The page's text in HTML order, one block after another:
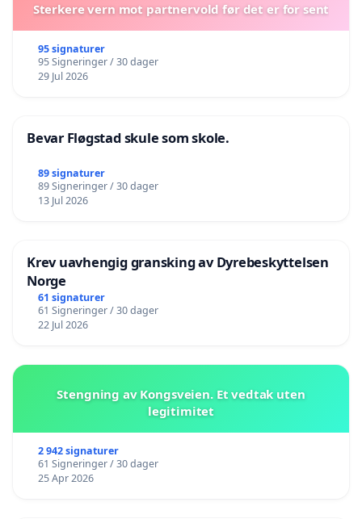
Sterkere vern mot partnervold før det er for sent
95 signaturer
95 Signeringer / 30 dager
29 Jul 2026
Bevar Fløgstad skule som skole.
89 signaturer
89 Signeringer / 30 dager
13 Jul 2026
Krev uavhengig gransking av Dyrebeskyttelsen
Norge
61 signaturer
61 Signeringer / 30 dager
22 Jul 2026
Stengning av Kongsveien. Et vedtak uten
legitimitet
2 942 signaturer
61 Signeringer / 30 dager
25 Apr 2026